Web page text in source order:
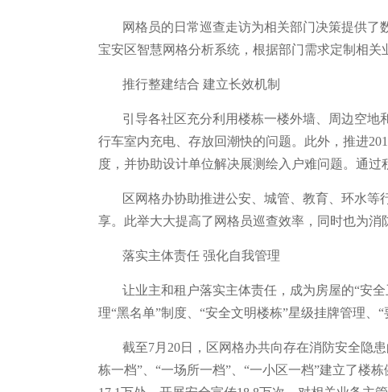
网格员的日常巡查走访为相关部门决策提供
宝安区智慧网格分析系统，根据部门需求定制相关
推行整建结合 建立长效机制
引导各社区充分利用楼栋一楼外墙、周边空
行车室内充电、存放回潮快的问题。此外，推进
度，并协助设计单位解决展测绘入户难问题。通过
区网格办协助推进公安、城管、教育、环水
享。此举大大提高了网格员巡查效率，同时也为消
落实主体责任 强化自我管理
让业主和租户落实主体责任，成为房屋的“安
理“黑名单”制度、“安全文明楼栋”星级挂牌管理、
截至7月20日，区网格办共向存在消防安全隐
栋一档”、“一场所一档”、“一小区一档”建立了楼